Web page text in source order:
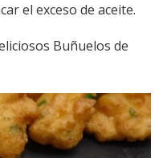
el exceso de aceite.
Buñuelos de